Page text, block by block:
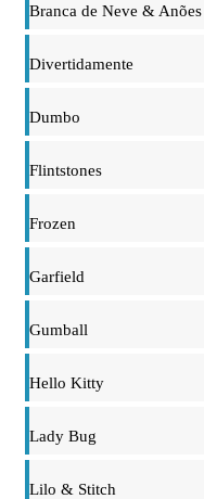
Branca de Neve & Anões
Divertidamente
Dumbo
Flintstones
Frozen
Garfield
Gumball
Hello Kitty
Lady Bug
Lilo & Stitch